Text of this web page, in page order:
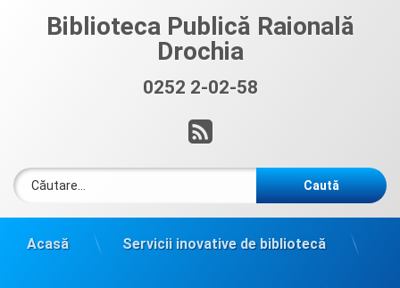
Biblioteca Publică Raională
Drochia
0252 2-02-58
RSS
Caută după:
Acasă Servicii inovative de bibliotecă